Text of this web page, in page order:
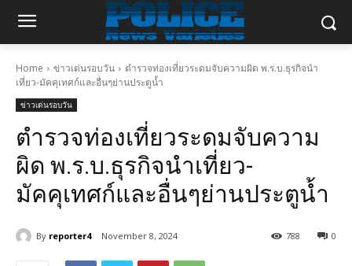
Home ข่าวเด่นรอบวัน
ตำรวจท่องเที่ยวระดมจับความผิด พ.ร.บ.ธุรกิจนำ
เที่ยว-มัคคุเทศก์และอื่นๆย่านประตูน้ำ
ข่าวเด่นรอบวัน
ตำรวจท่องเที่ยวระดมจับความ
ผิด พ.ร.บ.ธุรกิจนำเที่ยว-
มัคคุเทศก์และอื่นๆย่านประตูน้ำ
By reporter4 November 8, 2024 0
788